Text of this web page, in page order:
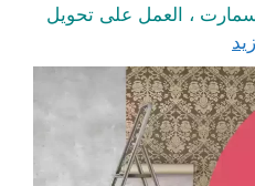
، العمل على تحويل